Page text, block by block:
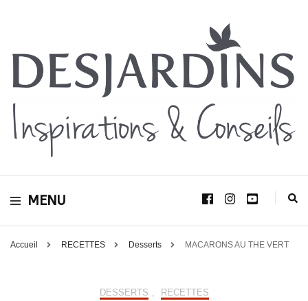
Desjardins
Inspirations &
Conseils
Avec le blog Desjardins, nous avons pour volonté de partager et de transmettre
d’aménagement d’intérieur et d’extérieur.
MENU
Accueil RECETTES Desserts MACARONS AU THE VERT
DESSERTS , RECETTES